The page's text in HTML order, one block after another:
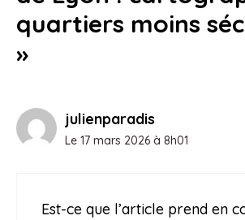
quartiers moins
»
julienparadis
Le 17 mars 2026 à 8h01
Est-ce que l’article prend en